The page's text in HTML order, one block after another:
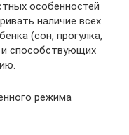
особенностей
наличие всех
(сон, прогулка,
и способствующих
режима